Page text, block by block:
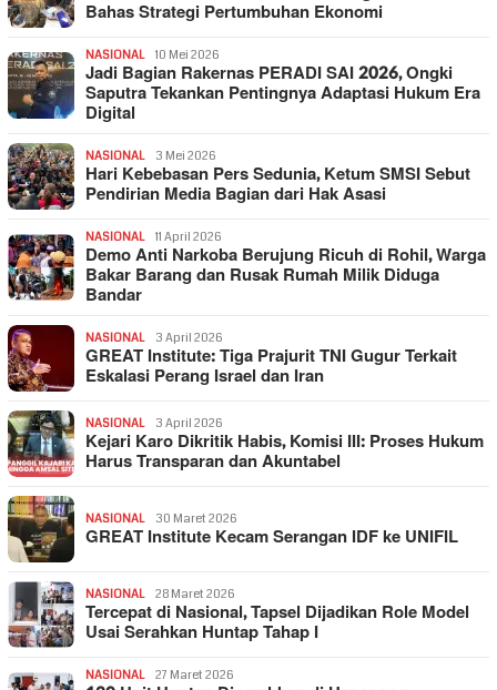
Bahas Strategi Pertumbuhan Ekonomi
NASIONAL 10 Mei 2026
Jadi Bagian Rakernas PERADI SAI 2026, Ongki
Saputra Tekankan Pentingnya Adaptasi Hukum Era
Digital
NASIONAL 3 Mei 2026
Hari Kebebasan Pers Sedunia, Ketum SMSI Sebut
Pendirian Media Bagian dari Hak Asasi
NASIONAL 11 April 2026
Demo Anti Narkoba Berujung Ricuh di Rohil, Warga
Bakar Barang dan Rusak Rumah Milik Diduga
Bandar
NASIONAL 3 April 2026
GREAT Institute: Tiga Prajurit TNI Gugur Terkait
Eskalasi Perang Israel dan Iran
NASIONAL 3 April 2026
Kejari Karo Dikritik Habis, Komisi III: Proses Hukum
Harus Transparan dan Akuntabel
NASIONAL 30 Maret 2026
GREAT Institute Kecam Serangan IDF ke UNIFIL
NASIONAL 28 Maret 2026
Tercepat di Nasional, Tapsel Dijadikan Role Model
Usai Serahkan Huntap Tahap I
NASIONAL 27 Maret 2026